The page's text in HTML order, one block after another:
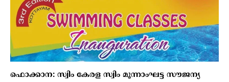
ഫൊക്കാന: സ്വിം കേരള സ്വിം മൂന്നാംഘട്ട സൗജന്യ